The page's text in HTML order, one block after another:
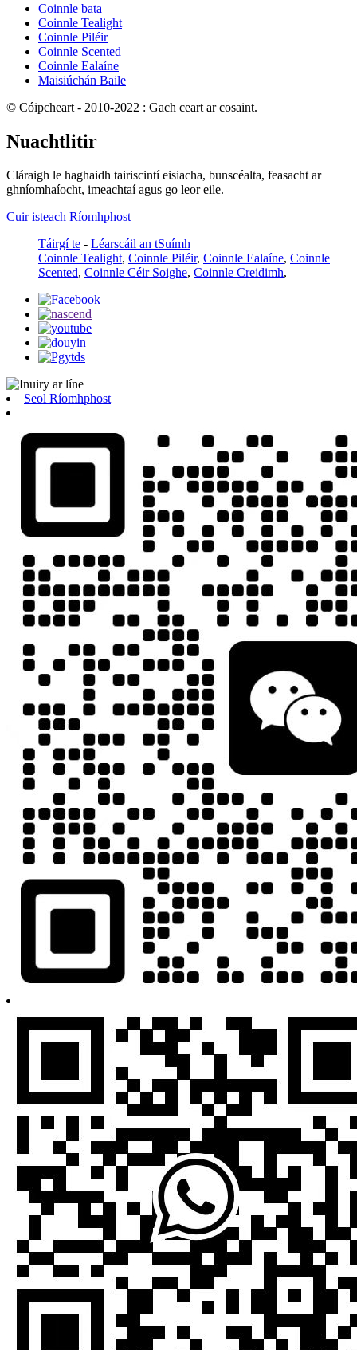
Coinnle bata
Coinnle Tealight
Coinnle Piléir
Coinnle Scented
Coinnle Ealaíne
Maisiúchán Baile
© Cóipcheart - 2010-2022 : Gach ceart ar cosaint.
Nuachtlitir
Cláraigh le haghaidh tairiscintí eisiacha, bunscéalta, feasacht ar
ghníomhaíocht, imeachtaí agus go leor eile.
Cuir isteach Ríomhphost
Táirgí te - Léarscáil an tSuímh
Coinnle Tealight, Coinnle Piléir, Coinnle Ealaíne, Coinnle
Scented, Coinnle Céir Soighe, Coinnle Creidimh,
Seol Ríomhphost